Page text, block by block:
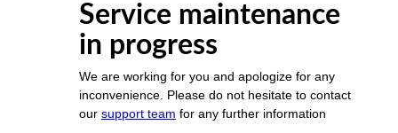
Service maintenance
in progress
We are working for you and apologize for any
inconvenience. Please do not hesitate to contact
our support team for any further information